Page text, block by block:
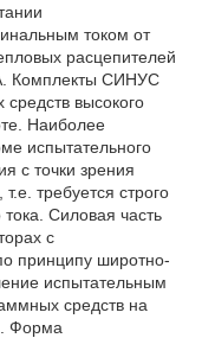
током от
расцепителей
Комплекты СИНУС
высокого
Наиболее
испытательного
с точки зрения
требуется строго
Силовая часть
с
принципу широтно-
испытательным
средств на
Форма